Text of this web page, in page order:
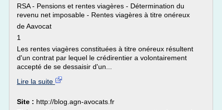
RSA - Pensions et rentes viagères - Détermination du
revenu net imposable - Rentes viagères à titre onéreux
de Aavocat
1
Les rentes viagères constituées à titre onéreux résultent
d'un contrat par lequel le crédirentier a volontairement
accepté de se dessaisir d'un...
Lire la suite
Site : http://blog.agn-avocats.fr